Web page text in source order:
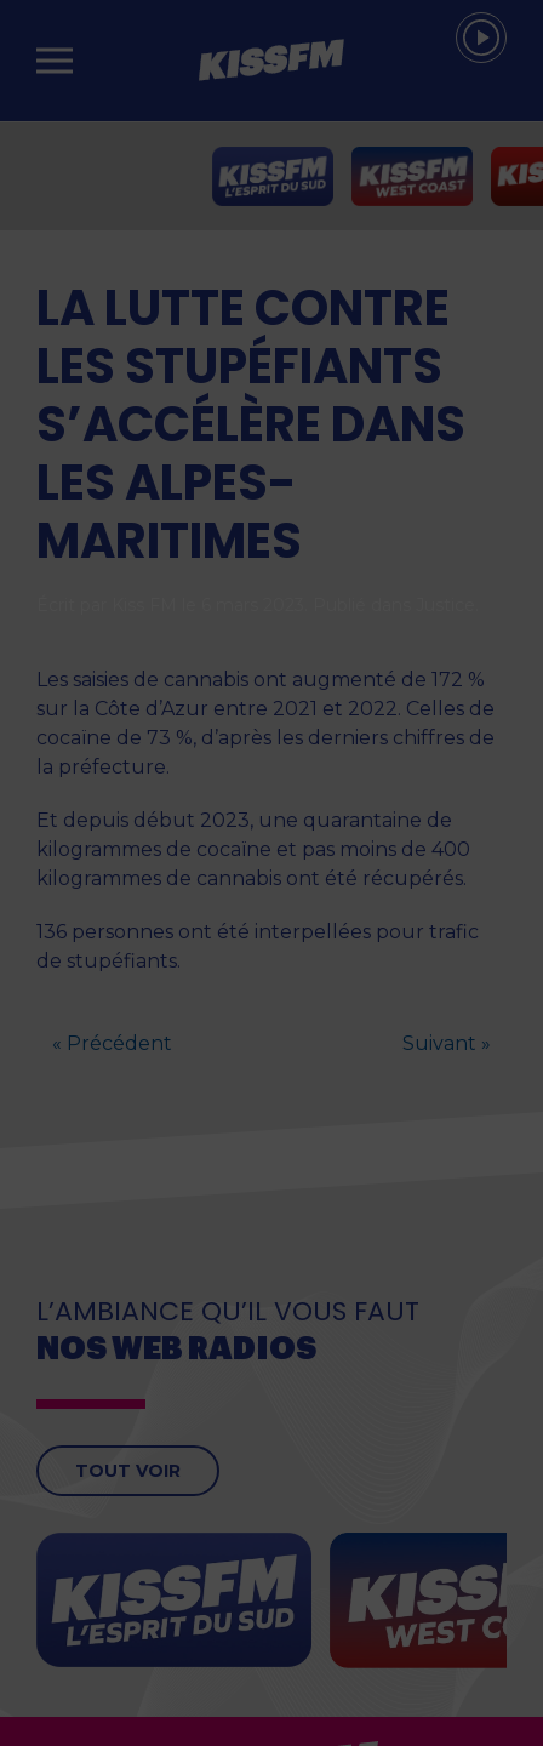
Passer au contenu principal
LA LUTTE CONTRE
LES STUPÉFIANTS
S’ACCÉLÈRE DANS
LES ALPES-
MARITIMES
Les saisies de cannabis ont augmenté de 172 %
sur la Côte d’Azur entre 2021 et 2022. Celles de
cocaïne de 73 %, d’après les derniers chiffres de
la préfecture.
Et depuis début 2023, une quarantaine de
kilogrammes de cocaïne et pas moins de 400
kilogrammes de cannabis ont été récupérés.
136 personnes ont été interpellées pour trafic
de stupéfiants.
« Précédent Suivant »
L’AMBIANCE QU’IL VOUS FAUT
NOS WEB RADIOS
TOUT VOIR